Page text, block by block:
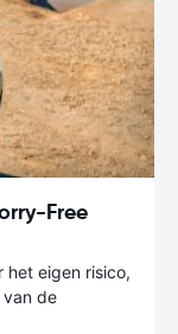
Free
het eigen risico,
de